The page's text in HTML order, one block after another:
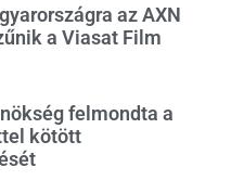
az AXN
a Viasat Film
felmondta a
kötött